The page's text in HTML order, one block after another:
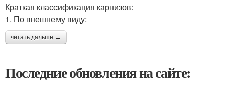
Краткая классификация карнизов:
1. По внешнему виду:
читать дальше →
Последние обновления на сайте: